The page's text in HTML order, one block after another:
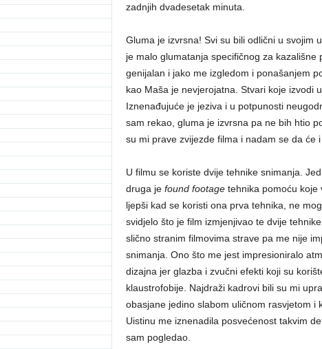
zadnjih dvadesetak minuta.
Gluma je izvrsna! Svi su bili odlični u svojim
je malo glumatanja specifičnog za
genijalan i jako me izgledom i ponašanjem
kao Maša je nevjerojatna. Stvari koje izvodi
Iznenađujuće je jeziva i u potpunosti
sam rekao, gluma je izvrsna pa ne bih htio
su mi prave zvijezde filma i nadam se da će
U filmu se koriste dvije tehnike snimanja.
druga je found footagetehnika pomoću koje
ljepši kad se koristi ona prva tehnika, ne
svidjelo što je film izmjenjivao te dvije
slično stranim filmovima strave pa me nije
snimanja. Ono što me jest impresioniralo
dizajna jer glazba i zvučni efekti koji su
klaustrofobije. Najdraži kadrovi bili su mi
obasjane jedino slabom uličnom rasvjetom i
Uistinu me iznenadila posvećenost takvim
sam pogledao.